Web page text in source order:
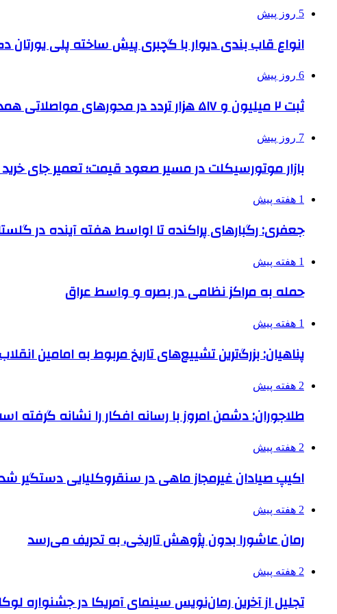
5 روز پیش
انواع قاب بندی دیوار با گچبری پیش ساخته پلی
6 روز پیش
ثبت ۲ میلیون و ۵۱۷ هزار تردد در محورهای مواصلاتی همدان در ایام اربعین
7 روز پیش
بازار موتورسیکلت در مسیر صعود قیمت؛ تعمیر جای
1 هفته پیش
جعفری: رگبارهای پراکنده تا اواسط هفته آینده در
1 هفته پیش
حمله به مراکز نظامی در بصره و واسط عراق
1 هفته پیش
پناهیان: بزرگ‌ترین تشییع‌های تاریخ مربوط به امامین
2 هفته پیش
طلاجوران: دشمن امروز با رسانه افکار را نشانه گرفته
2 هفته پیش
اکیپ صیادان غیرمجاز ماهی در سنقروکلیایی دستگیر
2 هفته پیش
رمان عاشورا بدون پژوهش تاریخی، به تحریف می‌رسد
2 هفته پیش
تجلیل از آخرین رمان‌نویس سینمای آمریکا در جشنواره